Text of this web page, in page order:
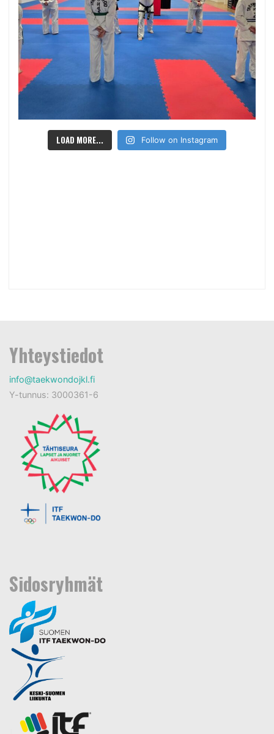
LOAD MORE... Follow on Instagram
Yhteystiedot
info@taekwondojkl.fi
Y-tunnus: 3000361-6
Sidosryhmät